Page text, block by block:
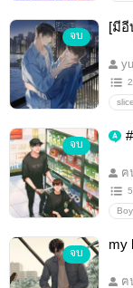
จบ
[มีอี
จบ
ฅ
5
จบ
my
ฅ